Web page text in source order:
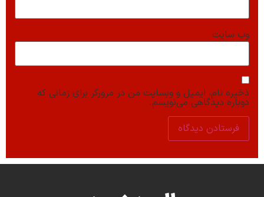
وب‌ سایت
ذخیره نام، ایمیل و وبسایت من در مرورگر برای زمانی که
دوباره دیدگاهی می‌نویسم.